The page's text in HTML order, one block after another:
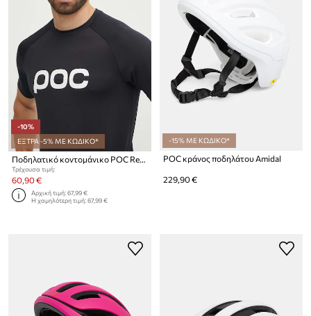
-10%
ΕΞΤΡΑ -5% ΜΕ ΚΩΔΙΚΟ*
Ποδηλατικό κοντομάνικο POC Reform Enduro
Τρέχουσα τιμή:
60,90 €
Αρχική τιμή:67,99 €
Η χαμηλότερη τιμή:67,99 €
-15% ΜΕ ΚΩΔΙΚΟ*
POC κράνος ποδηλάτου Amidal
229,90 €